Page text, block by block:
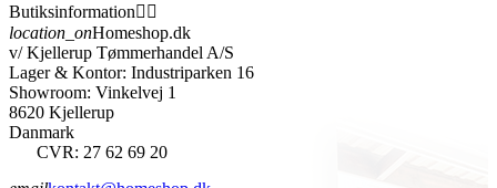
Butiksinformation 
location_onHomeshop.dk
v/ Kjellerup Tømmerhandel A/S
Lager & Kontor: Industriparken 16
Showroom: Vinkelvej 1
8620 Kjellerup
Danmark
CVR: 27 62 69 20